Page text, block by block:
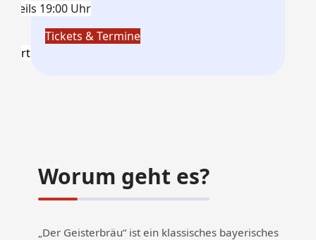
19:00 Uhr
Tickets & Termine
Worum geht es?
„Der Geisterbräu“ ist ein klassisches bayerisches